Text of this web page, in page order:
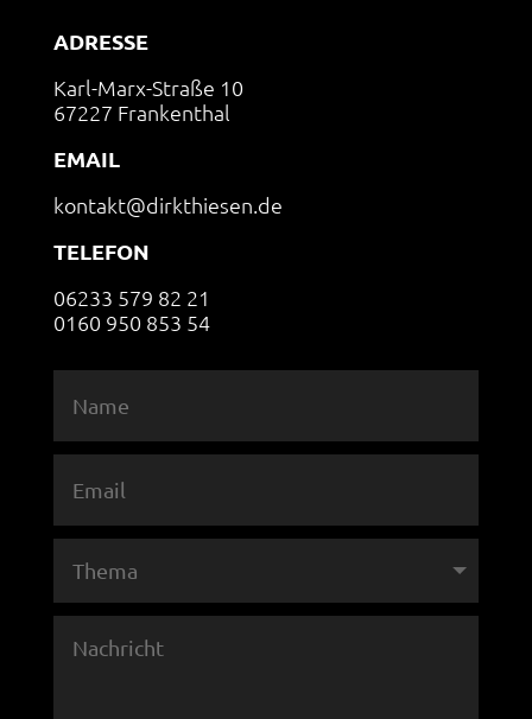
ADRESSE
Karl-Marx-Straße 10
67227 Frankenthal
EMAIL
kontakt@dirkthiesen.de
TELEFON
06233 579 82 21
0160 950 853 54